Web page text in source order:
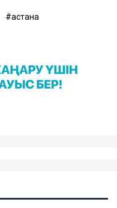
астана